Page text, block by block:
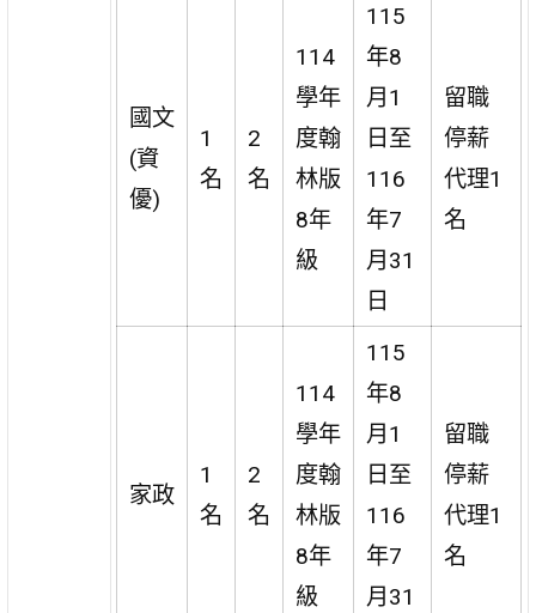
國文
(資
優)
1
名
2
名
114
學年
度翰
林版
8年
級
115
年8
月1
日至
116
年7
月31
日
留職
停薪
代理1
名
家政
1
名
2
名
114
學年
度翰
林版
8年
級
115
年8
月1
日至
116
年7
月31
留職
停薪
代理1
名